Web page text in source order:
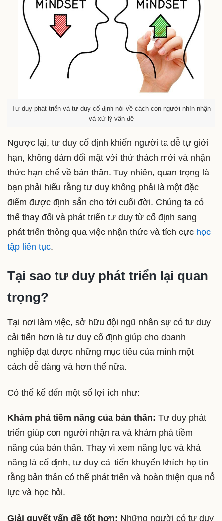
Tư duy phát triển và tư duy cố định nói về cách con người nhìn nhận
và xử lý vấn đề
Ngược lại, tư duy cố định khiến người ta dễ tự giới
hạn, không dám đối mặt với thử thách mới và nhận
thức hạn chế về bản thân. Tuy nhiên, quan trọng là
bạn phải hiểu rằng tư duy không phải là một đặc
điểm được định sẵn cho tới cuối đời. Chúng ta có
thể thay đổi và phát triển tư duy từ cố định sang
phát triển thông qua việc nhận thức và tích cực học
tập liên tục.
Tại sao tư duy phát triển lại quan
trọng?
Tại nơi làm việc, sở hữu đội ngũ nhân sự có tư duy
cải tiến hơn là tư duy cố định giúp cho doanh
nghiệp đạt được những mục tiêu của mình một
cách dễ dàng và hơn thế nữa.
Có thể kể đến một số lợi ích như:
Khám phá tiềm năng của bản thân: Tư duy phát
triển giúp con người nhận ra và khám phá tiềm
năng của bản thân. Thay vì xem năng lực và khả
năng là cố định, tư duy cải tiến khuyến khích họ tin
rằng bản thân có thể phát triển và hoàn thiện qua nỗ
lực và học hỏi.
Giải quyết vấn đề tốt hơn: Những người có tư duy